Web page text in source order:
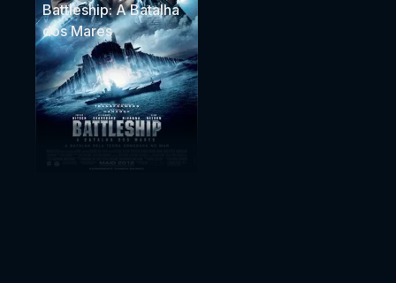
Battleship: A Batalha
dos Mares